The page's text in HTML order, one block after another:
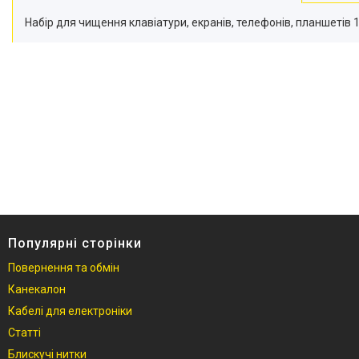
Набір для чищення клавіатури, екранів, телефонів, планшетів
Популярні сторінки
Повернення та обмін
Канекалон
Кабелі для електроніки
Статті
Блискучі нитки